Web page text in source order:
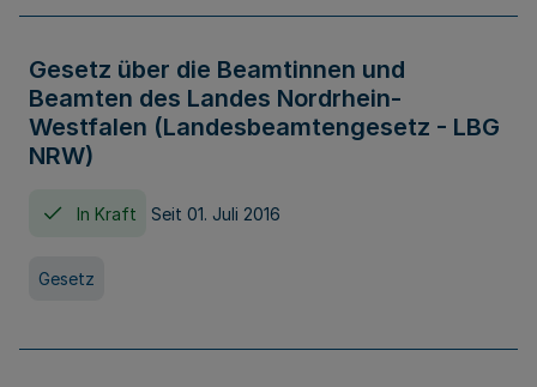
Gesetz über die Beamtinnen und
Beamten des Landes Nordrhein-
Westfalen (Landesbeamtengesetz - LBG
NRW)
In Kraft Seit 01. Juli 2016
Gesetz